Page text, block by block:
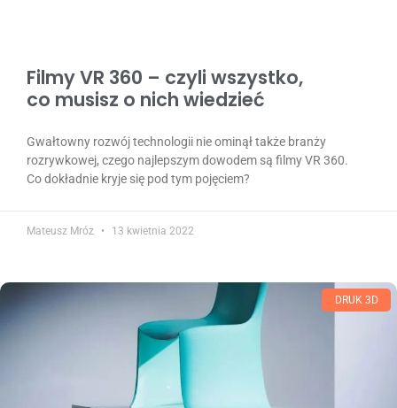
Filmy VR 360 – czyli wszystko,
co musisz o nich wiedzieć
Gwałtowny rozwój technologii nie ominął także branży
rozrywkowej, czego najlepszym dowodem są filmy VR 360.
Co dokładnie kryje się pod tym pojęciem?
Mateusz Mróz 13 kwietnia 2022
DRUK 3D